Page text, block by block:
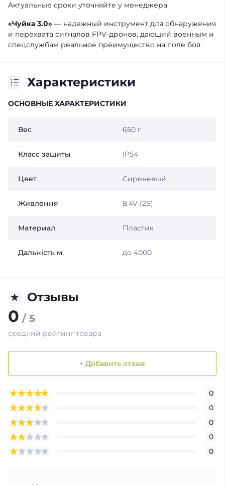
Актуальные сроки уточняйте у менеджера.
«Чуйка 3.0» — надежный инструмент для обнаружения
и перехвата сигналов FPV-дронов, дающий военным и
спецслужбам реальное преимущество на поле боя.
Характеристики
ОСНОВНЫЕ ХАРАКТЕРИСТИКИ
Вес 650 г
Класс защиты IP54
Цвет Сиреневый
Живлення 8.4V (2S)
Материал Пластик
Дальність м. до 4000
Отзывы
0 / 5
средний рейтинг товара
+ Добавить отзыв
0
0
0
0
0